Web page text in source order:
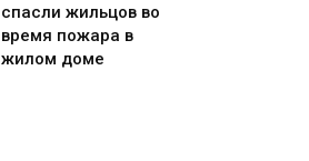
спасли жильцов во
время пожара в
жилом доме